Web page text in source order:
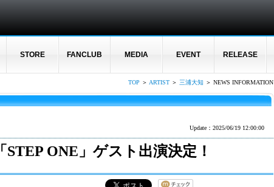
STORE FANCLUB MEDIA EVENT RELEASE
TOP ＞ ARTIST ＞ 三浦大知 ＞ NEWS INFORMATION
Update：2025/06/19 12:00:00
ONE」ゲスト出演決定！